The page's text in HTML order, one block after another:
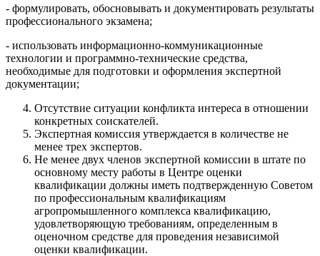
- формулировать, обосновывать и документировать результаты
профессионального экзамена;
- использовать информационно-коммуникационные
технологии и программно-технические средства,
необходимые для подготовки и оформления экспертной
документации;
Отсутствие ситуации конфликта интереса в отношении
конкретных соискателей.
Экспертная комиссия утверждается в количестве не
менее трех экспертов.
Не менее двух членов экспертной комиссии в штате по
основному месту работы в Центре оценки
квалификации должны иметь подтвержденную Советом
по профессиональным квалификациям
агропромышленного комплекса квалификацию,
удовлетворяющую требованиям, определенным в
оценочном средстве для проведения независимой
оценки квалификации.